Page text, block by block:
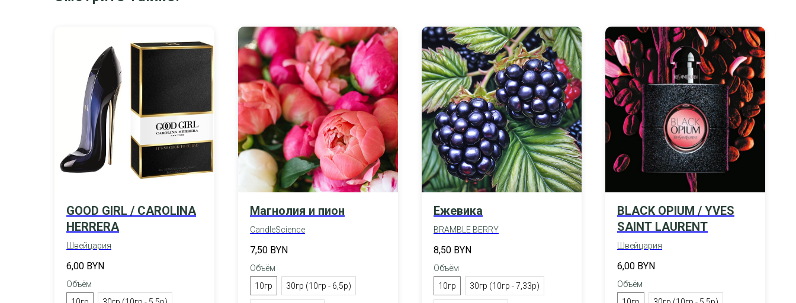
GOOD GIRL / CAROLINA
HERRERA
Швейцария
6,00 BYN
Объём
Магнолия и пион
CandleScience
7,50 BYN
Объём
10гр
30гр (10гр - 6,5р)
Ежевика
BRAMBLE BERRY
8,50 BYN
Объём
10гр
30гр (10гр - 7,33р)
BLACK OPIUM / YVES
SAINT LAURENT
Швейцария
6,00 BYN
Объём